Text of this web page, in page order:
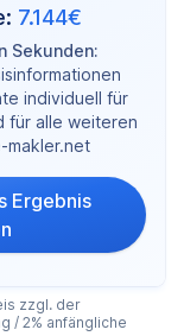
7.144€
Sekunden:
individuell für
für alle weiteren
makler.net
Ergebnis
zzgl. der
/ 2% anfängliche